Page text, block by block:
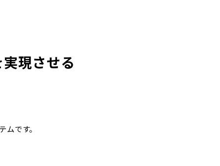
現させる
です。